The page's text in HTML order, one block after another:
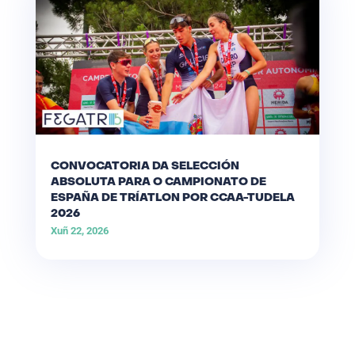
CONVOCATORIA DA SELECCIÓN
ABSOLUTA PARA O CAMPIONATO DE
ESPAÑA DE TRÍATLON POR CCAA-TUDELA
2026
Xuñ 22, 2026